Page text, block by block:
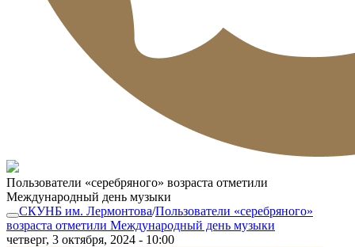
Пользователи «серебряного» возраста отметили
Международный день музыки
СКУНБ им. Лермонтова/Пользователи «серебряного»
возраста отметили Международный день музыки
четверг, 3 октября, 2024 - 10:00